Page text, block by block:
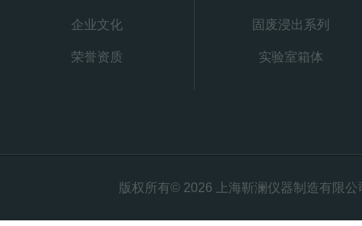
企业文化
荣誉资质
固废浸出系列
实验室箱体
版权所有© 2026 上海靳澜仪器制造有限